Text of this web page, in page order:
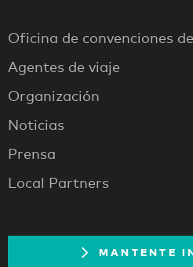
Oficina de convenciones
Agentes de viaje
Organización
Noticias
Prensa
Local Partners
MANTENTE